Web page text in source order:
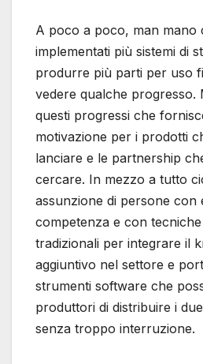
A poco a poco, man mano
implementati più sistemi di
produrre più parti per uso
vedere qualche progresso.
questi progressi che
motivazione per i prodotti
lanciare e le partnership
cercare. In mezzo a tutto
assunzione di persone con
competenza e con
tradizionali per integrare il
aggiuntivo nel settore e
strumenti software che
produttori di distribuire i
senza troppo interruzione.